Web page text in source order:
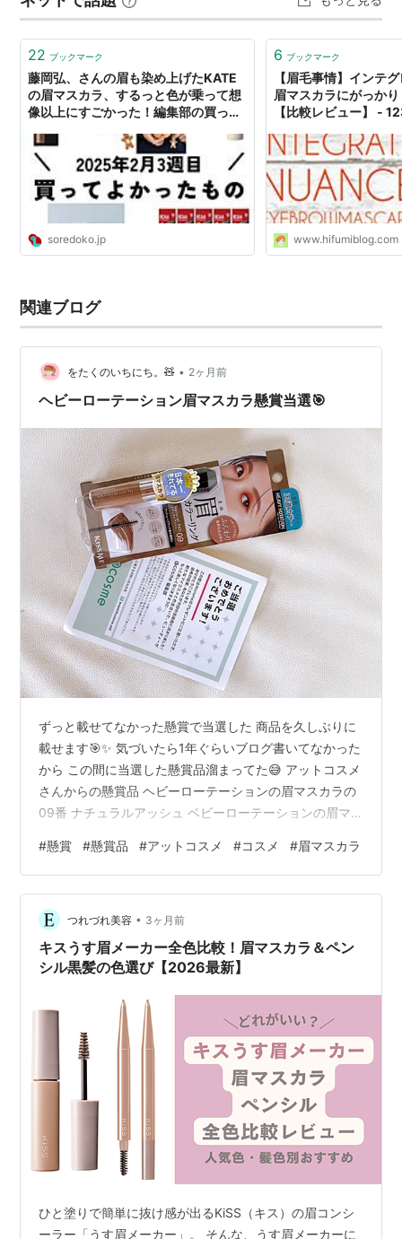
22 ブックマーク
藤岡弘、さんの眉も染め上げたKATE
の眉マスカラ、するっと色が乗って想
像以上にすごかった！編集部の買って
soredoko.jp
6 ブックマーク
【眉毛事情】インテ
眉マスカラにがっか
【比較レビュー】 -
www.hifumiblog.com
関連ブログ
をたくのいちにち。🧸 • 2ヶ月前
ヘビーローテーション眉マスカラ懸賞当選🎯
ずっと載せてなかった懸賞で当選した 商品を久しぶりに
載せます🎯✨ 気づいたら1年ぐらいブログ書いてなかった
から この間に当選した懸賞品溜まってた😅 アットコスメ
さんからの懸賞品 ヘビーローテーションの眉マスカラの
09番 ナチュラルアッシュ ベビーローテーションの眉マ
🤎 また当選しますように🙏🎯✨ 楽天room🧸
https://room.rakuten.co.jp/room_1350/items ランキング
参加中雑談 ヘビーローテーション カラーリングアイブロ
ウEX 09 ナチュラルアッシュ 8g 眉マスカラ 王道カラー
薄膜 美発色 自眉級…
#懸賞 #懸賞品 #アットコスメ #コスメ #眉マスカラ
つれづれ美容 • 3ヶ月前
キスうす眉メーカー全色比較！眉マスカラ＆ペン
シル黒髪の色選び【2026最新】
ひと塗りで簡単に抜け感が出るKiSS（キス）の眉コンシ
ーラー「うす眉メーカー」。 そんな、うす眉メーカーに